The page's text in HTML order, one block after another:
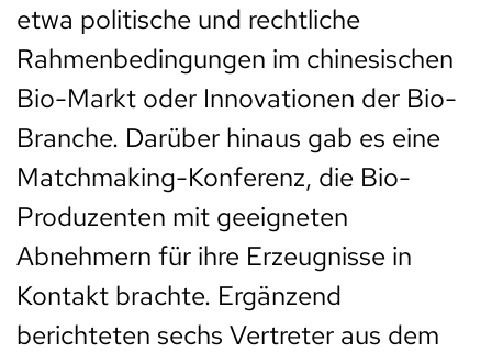
etwa politische und rechtliche
Rahmenbedingungen im chinesischen
Bio-Markt oder Innovationen der Bio-
Branche. Darüber hinaus gab es eine
Matchmaking-Konferenz, die Bio-
Produzenten mit geeigneten
Abnehmern für ihre Erzeugnisse in
Kontakt brachte. Ergänzend
berichteten sechs Vertreter aus dem